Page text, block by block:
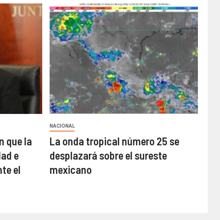
que la
e
el
NACIONAL
La onda tropical número 25 se
desplazará sobre el sureste
mexicano